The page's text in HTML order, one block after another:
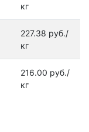
кг
227.38 руб./
кг
216.00 руб./
кг